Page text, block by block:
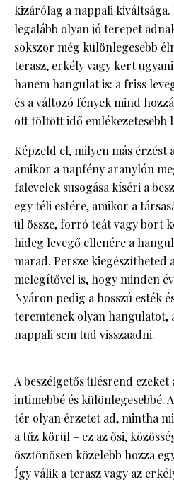
kizárólag a nappali
legalább olyan jó terepet
sokszor még különlegesebb
terasz, erkély vagy kert
hanem hangulat is: a friss
és a változó fények mind
ott töltött idő emlékezetesebb
Képzeld el, milyen más érzést
amikor a napfény aranylón
falevelek susogása kíséri a
egy téli estére, amikor a
ül össze, forró teát vagy bort
hideg levegő ellenére a
marad. Persze kiegészítheted
melegítővel is, hogy minden
Nyáron pedig a hosszú esték
teremtenek olyan hangulatot,
nappali sem tud visszaadni.
A beszélgetős ülésrend
intimebbé és különlegesebbé.
tér olyan érzetet ad, mintha
a tűz körül – ez az ősi,
ösztönösen közelebb hozza
Így válik a terasz vagy az